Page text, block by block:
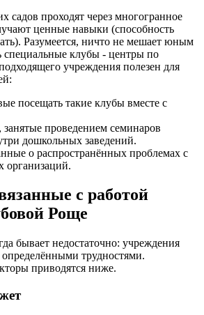
садов проходят через многогранное
ценные навыки (способность
Разумеется, ничто не мешает юным
специальные клубы - центры по
учреждения полезен для
посещать такие клубы вместе с
занятые проведением семинаров
дошкольных заведений.
о распространённых проблемах с
организаций.
с работой
Роще
бывает недостаточно: учреждения
определёнными трудностями.
приводятся ниже.